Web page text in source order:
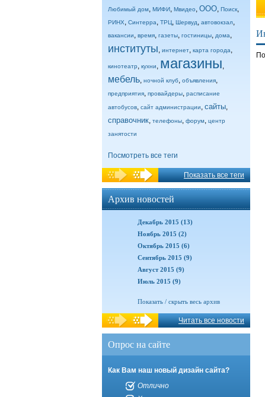
Любимый дом, МИФИ, Мвидео, ООО, Поиск,
РИНХ, Синтерра, ТРЦ, Шервуд, автовокзал,
вакансии, время, газеты, гостиницы, дома,
институты, интернет, карта города,
кинотеатр, кухни, магазины,
мебель, ночной клуб, объявления,
предприятия, провайдеры, расписание
автобусов, сайт администрации, сайты,
справочник, телефоны, форум, центр
занятости
Посмотреть все теги
Показать все теги
Архив новостей
Декабрь 2015 (13)
Ноябрь 2015 (2)
Октябрь 2015 (6)
Сентябрь 2015 (9)
Август 2015 (9)
Июль 2015 (9)
Показать / скрыть весь архив
Читать все новости
Опрос на сайте
Как Вам наш новый дизайн сайта?
Отлично